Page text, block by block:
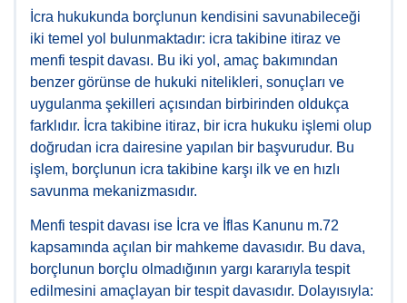
İcra hukukunda borçlunun kendisini savunabileceği
iki temel yol bulunmaktadır: icra takibine itiraz ve
menfi tespit davası. Bu iki yol, amaç bakımından
benzer görünse de hukuki nitelikleri, sonuçları ve
uygulanma şekilleri açısından birbirinden oldukça
farklıdır. İcra takibine itiraz, bir icra hukuku işlemi olup
doğrudan icra dairesine yapılan bir başvurudur. Bu
işlem, borçlunun icra takibine karşı ilk ve en hızlı
savunma mekanizmasıdır.
Menfi tespit davası ise İcra ve İflas Kanunu m.72
kapsamında açılan bir mahkeme davasıdır. Bu dava,
borçlunun borçlu olmadığının yargı kararıyla tespit
edilmesini amaçlayan bir tespit davasıdır. Dolayısıyla: